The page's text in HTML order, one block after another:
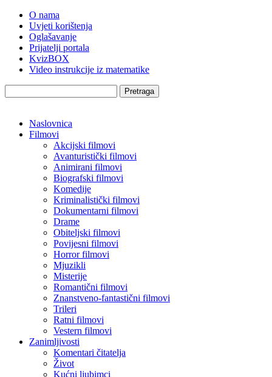
O nama
Uvjeti korištenja
Oglašavanje
Prijatelji portala
KvizBOX
Video instrukcije iz matematike
Pretraga
Naslovnica
Filmovi
Akcijski filmovi
Avanturistički filmovi
Animirani filmovi
Biografski filmovi
Komedije
Kriminalistički filmovi
Dokumentarni filmovi
Drame
Obiteljski filmovi
Povijesni filmovi
Horror filmovi
Mjuzikli
Misterije
Romantični filmovi
Znanstveno-fantastični filmovi
Trileri
Ratni filmovi
Vestern filmovi
Zanimljivosti
Komentari čitatelja
Život
Kućni ljubimci